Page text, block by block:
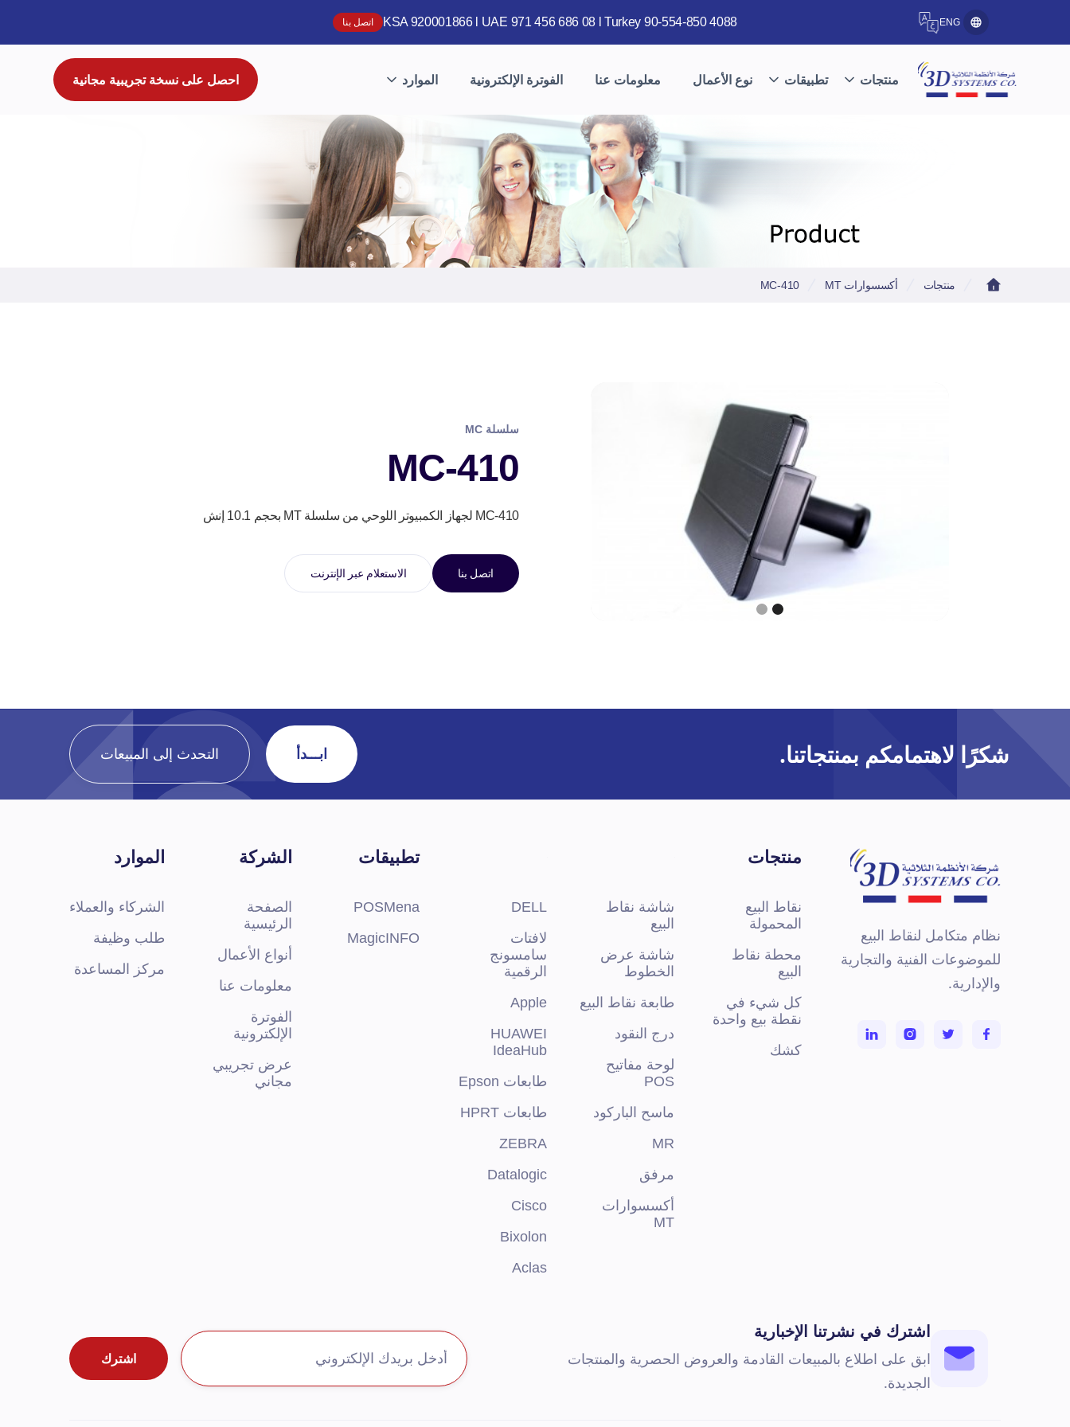
KSA 920001866 l UAE 971 456 686 08 l Turkey 90-554-850 4088 اتصل بنا ENG
منتجات تطبيقات نوع الأعمال معلومات عنا الفوترة الإلكترونية الموارد احصل على نسخة تجريبية مجانية
منتجات أكسسوارات MT MC-410
سلسلة MC
MC-410
MC-410 لجهاز الكمبيوتر اللوحي من سلسلة MT بحجم 10.1 إنش
اتصل بنا الاستعلام عبر الإنترنت
شكرًا لاهتمامكم بمنتجاتنا. ابـــدأ التحدث إلى المبيعات
نظام متكامل لنقاط البيع
للموضوعات الفنية والتجارية
والإدارية.
منتجات
نقاط البيع
المحمولة
محطة نقاط
البيع
كل شيء في
نقطة بيع واحدة
كشك
شاشة نقاط
البيع
شاشة عرض
الخطوط
طابعة نقاط البيع
درج النقود
لوحة مفاتيح
POS
ماسح الباركود
MR
مرفق
أكسسوارات
MT
DELL
لافتات
سامسونج
الرقمية
Apple
HUAWEI
IdeaHub
طابعات Epson
طابعات HPRT
ZEBRA
Datalogic
Cisco
Bixolon
Aclas
تطبيقات
POSMena
MagicINFO
الشركة
الصفحة
الرئيسية
أنواع الأعمال
معلومات عنا
الفوترة
الإلكترونية
عرض تجريبي
مجاني
الموارد
الشركاء والعملاء
طلب وظيفة
مركز المساعدة
اشترك في نشرتنا الإخبارية
ابق على اطلاع بالمبيعات القادمة والعروض الحصرية والمنتجات
الجديدة.